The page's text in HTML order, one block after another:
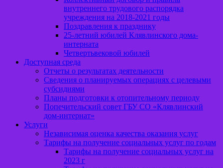
внутреннего трудового распорядка
учреждения на 2018-2021 годы
Поздравления к празднику
25-летний юбилей Клявлинского дома-
интерната
Четвертьвековой юбилей
Доступная среда
Отчеты о результатах деятельности
Сведения о планируемых операциях с целевыми
субсидиями
Планы подготовки к отопительному периоду
Попечительский совет ГБУ СО «Клявлинский
дом-интернат»
Услуги
Независимая оценка качества оказания услуг
Тарифы на получение социальных услуг по годам
Тарифы на получение социальных услуг на
2023 г